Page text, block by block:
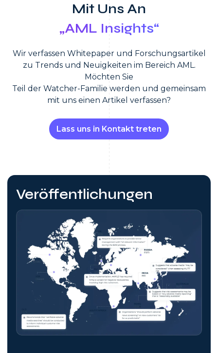
Mit Uns An
„AML Insights“
Wir verfassen Whitepaper und Forschungsartikel
zu Trends und Neuigkeiten im Bereich AML.
Möchten Sie
Teil der Watcher-Familie werden und gemeinsam
mit uns einen Artikel verfassen?
Lass uns in Kontakt treten
Veröffentlichungen